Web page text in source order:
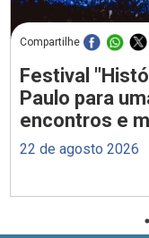
Compartilhe
Festival
Paulo para
encontros e
22 de agosto 2026